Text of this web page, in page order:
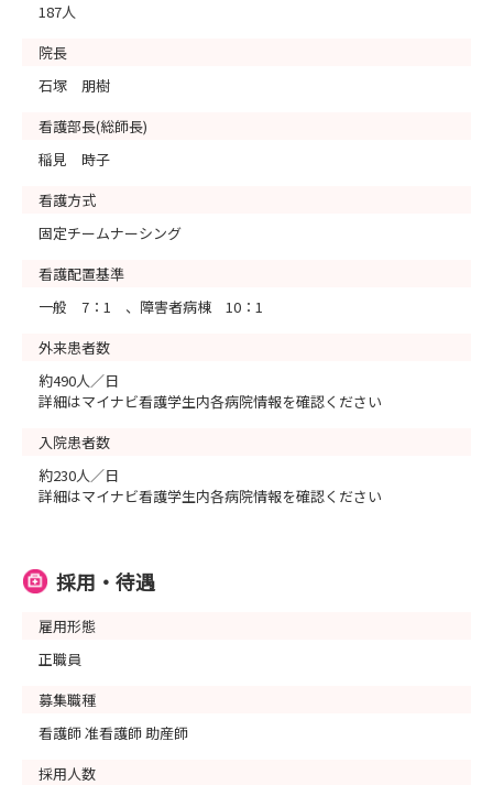
187人
院長
石塚 朋樹
看護部長(総師長)
稲見 時子
看護方式
固定チームナーシング
看護配置基準
一般 7：1 、障害者病棟 10：1
外来患者数
約490人／日
詳細はマイナビ看護学生内各病院情報を確認ください
入院患者数
約230人／日
詳細はマイナビ看護学生内各病院情報を確認ください
採用・待遇
雇用形態
正職員
募集職種
看護師 准看護師 助産師
採用人数